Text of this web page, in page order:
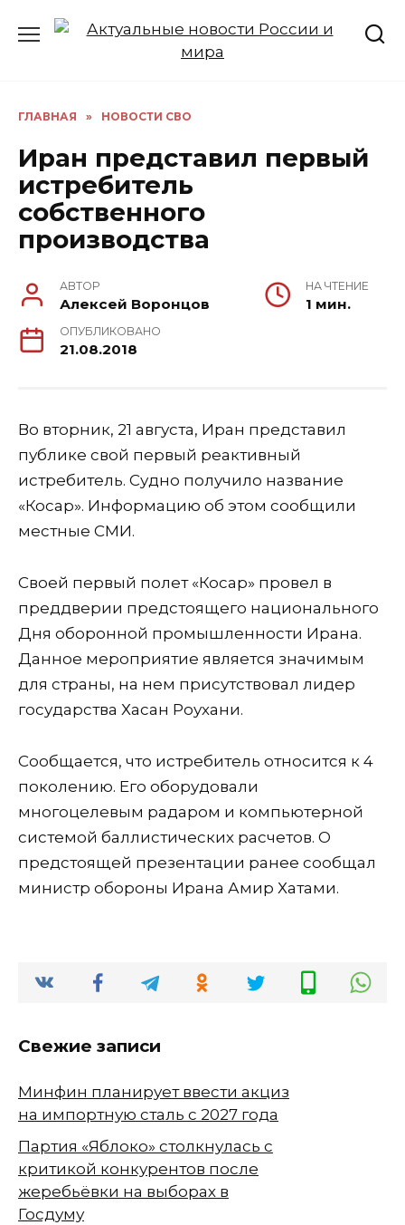
ГЛАВНАЯ » НОВОСТИ СВО
Иран представил первый
истребитель
собственного
производства
АВТОР
Алексей Воронцов
НА ЧТЕНИЕ
1 мин.
ОПУБЛИКОВАНО
21.08.2018
Во вторник, 21 августа, Иран представил
публике свой первый реактивный
истребитель. Судно получило название
«Косар». Информацию об этом сообщили
местные СМИ.
Своей первый полет «Косар» провел в
преддверии предстоящего национального
Дня оборонной промышленности Ирана.
Данное мероприятие является значимым
для страны, на нем присутствовал лидер
государства Хасан Роухани.
Сообщается, что истребитель относится к 4
поколению. Его оборудовали
многоцелевым радаром и компьютерной
системой баллистических расчетов. О
предстоящей презентации ранее сообщал
министр обороны Ирана Амир Хатами.
Свежие записи
Минфин планирует ввести акциз
на импортную сталь с 2027 года
Партия «Яблоко» столкнулась с
критикой конкурентов после
жеребьёвки на выборах в
Госдуму